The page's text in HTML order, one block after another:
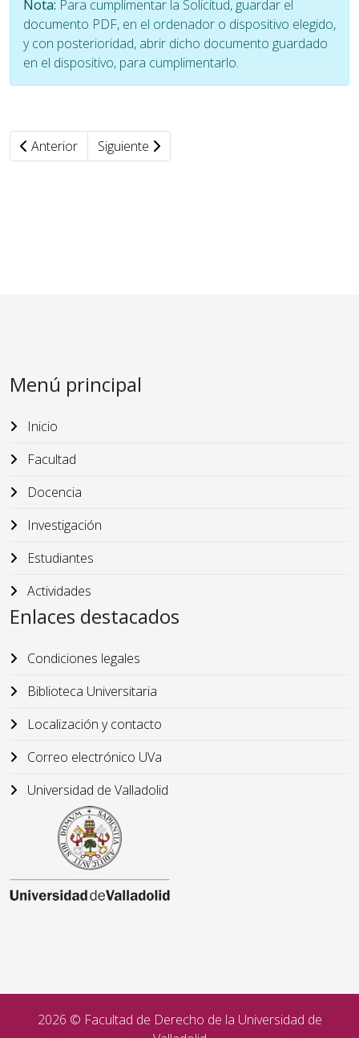
Nota: Para cumplimentar la Solicitud, guardar el
documento PDF, en el ordenador o dispositivo elegido,
y con posterioridad, abrir dicho documento guardado
en el dispositivo, para cumplimentarlo.
Anterior Siguiente
Menú principal
Inicio
Facultad
Docencia
Investigación
Estudiantes
Actividades
Enlaces destacados
Condiciones legales
Biblioteca Universitaria
Localización y contacto
Correo electrónico UVa
Universidad de Valladolid
2026 © Facultad de Derecho de la Universidad de